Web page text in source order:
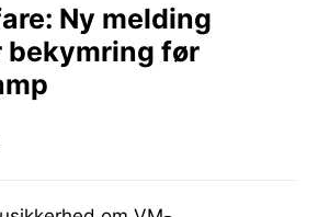
Ny melding
bekymring før